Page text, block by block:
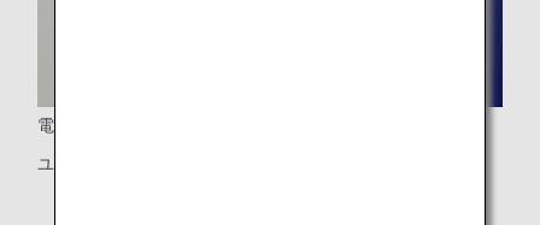
電源ポート
ユニバーサルタイプのPC電源、USBポート